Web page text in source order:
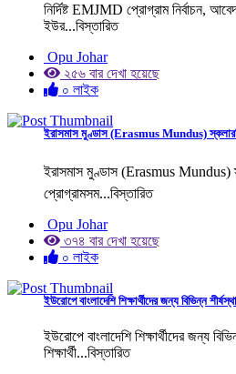
নির্দিষ্ট EMJMD প্রোগ্রাম নির্বাচন,
ইউর...বিস্তারিত
Opu Johar
২৫৬ বার দেখা হয়েছে
০ লাইক
ইরাসমাস মুণ্ডাস (Erasmus Mundus)
ইরাসমাস মুণ্ডাস (Erasmus Mundus)
প্রোগ্রামসম...বিস্তারিত
Opu Johar
৩৭৪ বার দেখা হয়েছে
০ লাইক
ইউরোপে বাংলাদেশি শিক্ষার্থীদের জন্য বিভিন্ন
ইউরোপে বাংলাদেশি শিক্ষার্থীদের জন্য
শিক্ষার্থী...বিস্তারিত